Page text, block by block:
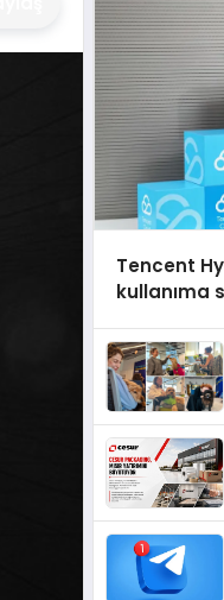
Tencent
kullanıma